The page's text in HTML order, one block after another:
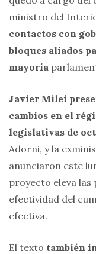
ministro del
contactos con
bloques aliados
mayoría
Javier Milei
cambios en el
legislativas de
Adorni, y la
anunciaron este
proyecto eleva las
efectividad del
efectiva.
El texto también